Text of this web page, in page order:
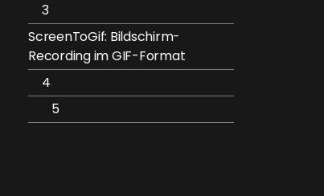
3
ScreenToGif: Bildschirm-
Recording im GIF-Format
4
5